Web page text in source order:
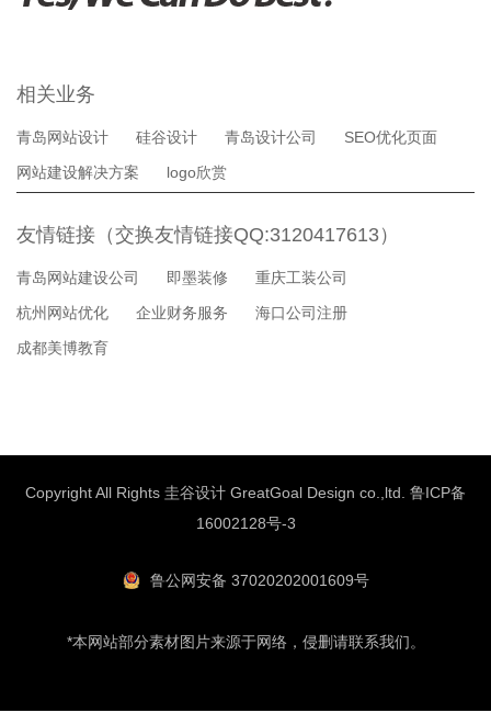
相关业务
青岛网站设计 硅谷设计 青岛设计公司
SEO优化页面
网站建设解决方案
logo欣赏
友情链接（交换友情链接QQ:3120417613）
青岛网站建设公司 即墨装修
重庆工装公司
杭州网站优化
企业财务服务
海口公司注册
成都美博教育
Copyright All Rights 圭谷设计 GreatGoal Design co.,ltd. 鲁ICP备
16002128号-3
鲁公网安备 37020202001609号
*本网站部分素材图片来源于网络，侵删请联系我们。